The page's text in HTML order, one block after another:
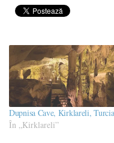
Dupnisa Cave, Kirklareli, Turcia
În „Kirklareli”